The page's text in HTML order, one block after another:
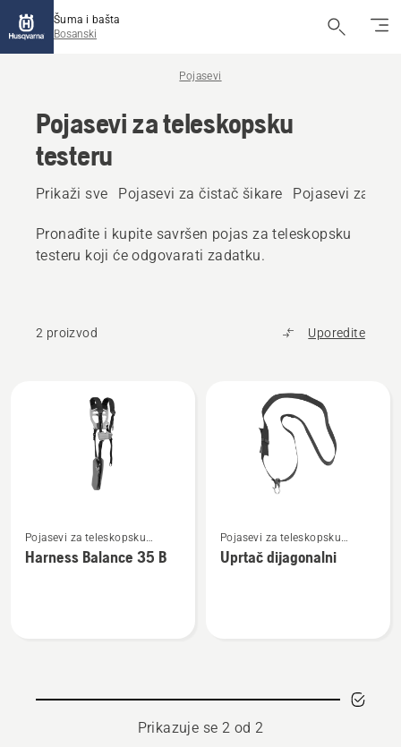
Šuma i bašta
Bosanski
Pojasevi
Pojasevi za teleskopsku
testeru
Prikaži sve Pojasevi za čistač šikare Pojasevi za
Pronađite i kupite savršen pojas za teleskopsku
testeru koji će odgovarati zadatku.
2 proizvod Uporedite
proizvode
više
detalja
Pojasevi za teleskopsku
testeru
Harness Balance 35 B
više
detalja
Pojasevi za teleskopsku
testeru
Uprtač dijagonalni
Prikazuje se 2 od 2